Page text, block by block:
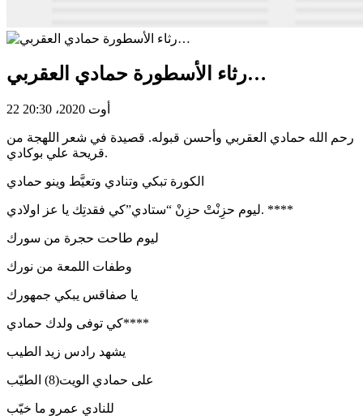
رثاء الأسطورة حمادي العقربي…
22 أوت 2020، 20:30
رحم الله حمادي العقربي وأحسن قبوله. قصيدة في شعر اللهجة من
قريحة علي بوكادي.
الكورة تبكي وتنادي وتعيَّط وينو حمادي
ليوم حزِنْتْ حزِنْ “ستادي”كي فقدتِك يا عز اولادي. ****
ليوم طاحت حجرة من سورك
وطفات اللمعة من نورك
يا صفاقس يبكي جمهورك
كي توفى ولدك حمادي****
يشهد رادس زيد الطيب
على حمادي الويت(8) الطيّب
للنادي عمرو ما خيّب